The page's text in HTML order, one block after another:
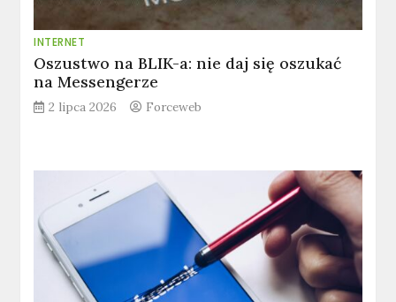
INTERNET
Oszustwo na BLIK-a: nie daj się oszukać
na Messengerze
2 lipca 2026 Forceweb